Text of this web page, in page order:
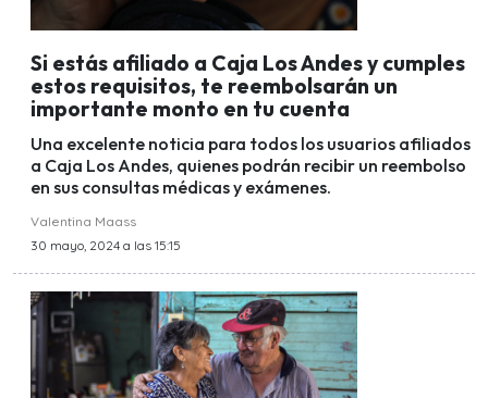
Si estás afiliado a Caja Los Andes y cumples
estos requisitos, te reembolsarán un
importante monto en tu cuenta
Una excelente noticia para todos los usuarios afiliados
a Caja Los Andes, quienes podrán recibir un reembolso
en sus consultas médicas y exámenes.
Valentina Maass
30 mayo, 2024 a las 15:15